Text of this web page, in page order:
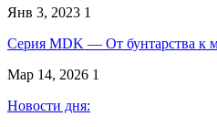
Янв 3, 2023 1
Серия MDK — От бунтарства к
Мар 14, 2026 1
Новости дня: